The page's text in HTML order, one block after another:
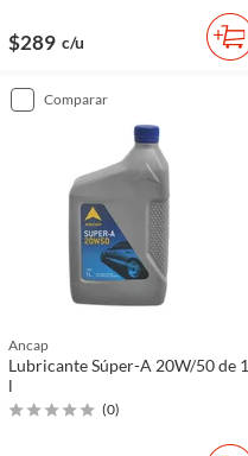
$289 c/u
comparar
Ancap
Lubricante Súper-A 20W/50 de 1
l
(0)